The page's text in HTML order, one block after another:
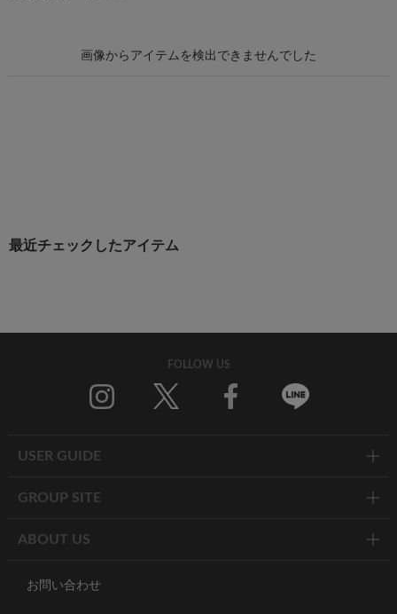
最近チェックしたアイテム
FOLLOW US
USER GUIDE
GROUP SITE
ABOUT US
お問い合わせ